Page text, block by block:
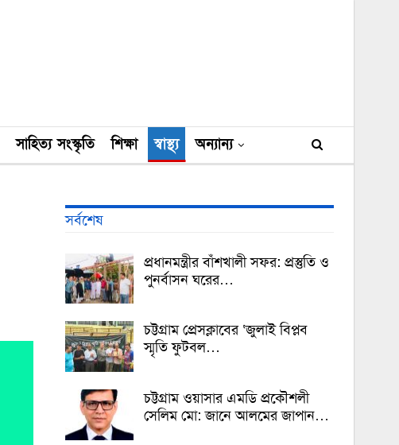
সাহিত্য সংস্কৃতি শিক্ষা স্বাস্থ্য অন্যান্য
সর্বশেষ
প্রধানমন্ত্রীর বাঁশখালী সফর: প্রস্তুতি ও
পুনর্বাসন ঘরের…
চট্টগ্রাম প্রেসক্লাবের ‘জুলাই বিপ্লব
স্মৃতি ফুটবল…
চট্টগ্রাম ওয়াসার এমডি প্রকৌশলী
সেলিম মো: জানে আলমের জাপান…